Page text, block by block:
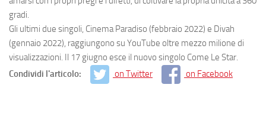
gradi.
Gli ultimi due singoli, Cinema Paradiso (febbraio 2022) e Divah
(gennaio 2022), raggiungono su YouTube oltre mezzo milione di
visualizzazioni. Il 17 giugno esce il nuovo singolo Come Le Star.
Condividi l'articolo:
on Twitter on Facebook